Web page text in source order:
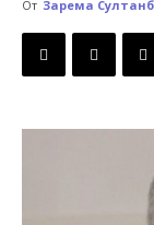
Кыргызстана
От Зарема